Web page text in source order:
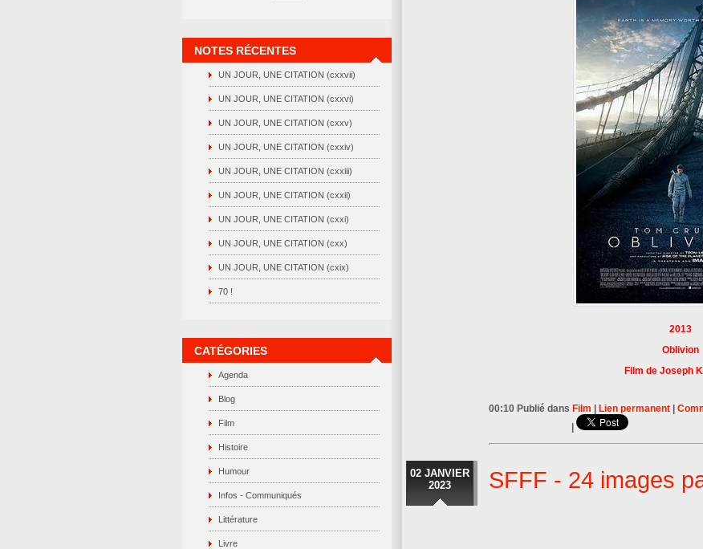
NOTES RÉCENTES
UN JOUR, UNE CITATION (cxxvii)
UN JOUR, UNE CITATION (cxxvi)
UN JOUR, UNE CITATION (cxxv)
UN JOUR, UNE CITATION (cxxiv)
UN JOUR, UNE CITATION (cxxiii)
UN JOUR, UNE CITATION (cxxii)
UN JOUR, UNE CITATION (cxxi)
UN JOUR, UNE CITATION (cxx)
UN JOUR, UNE CITATION (cxix)
70 !
CATÉGORIES
Agenda
Blog
Film
Histoire
Humour
Infos - Communiqués
Littérature
Livre
2013
Oblivion
Film de Joseph
00:10 Publié dans Film | Lien permanent |
|
02 JANVIER
2023
SFFF - 24 images